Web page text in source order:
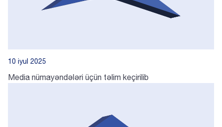
10 iyul 2025
Media nümayəndələri üçün təlim keçirilib